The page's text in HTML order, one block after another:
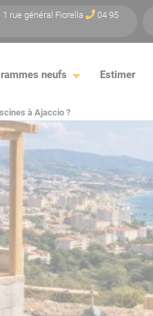
1 rue général Fiorella
04 95
neufs Estimer
à Ajaccio ?